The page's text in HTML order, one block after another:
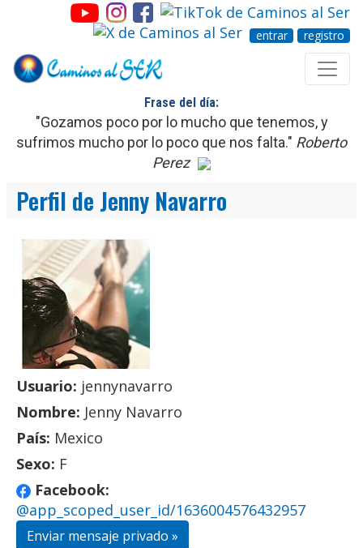
entrar registro
Frase del día:
"Gozamos poco por lo mucho que tenemos, y
sufrimos mucho por lo poco que nos falta." Roberto
Perez
Perfil de Jenny Navarro
Usuario: jennynavarro
Nombre: Jenny Navarro
País: Mexico
Sexo: F
Facebook:
@app_scoped_user_id/1636004576432957
Enviar mensaje privado »